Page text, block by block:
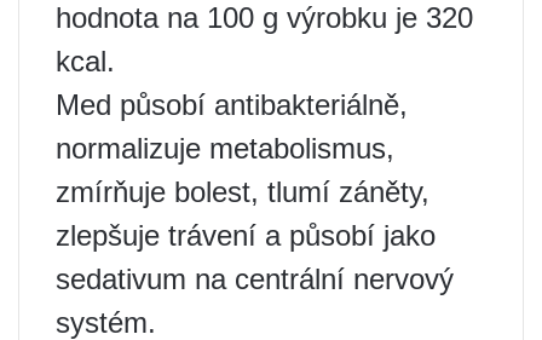
hodnota na 100 g výrobku je 320
kcal.
Med působí antibakteriálně,
normalizuje metabolismus,
zmírňuje bolest, tlumí záněty,
zlepšuje trávení a působí jako
sedativum na centrální nervový
systém.